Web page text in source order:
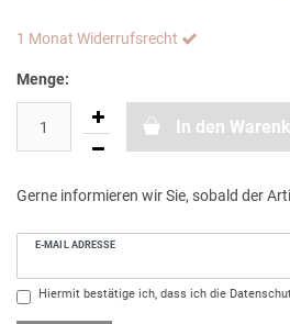
1 Monat Widerrufsrecht
Menge:
In den
Gerne informieren wir Sie, sobald der
E-MAIL ADRESSE
Hiermit bestätige ich, dass ich die